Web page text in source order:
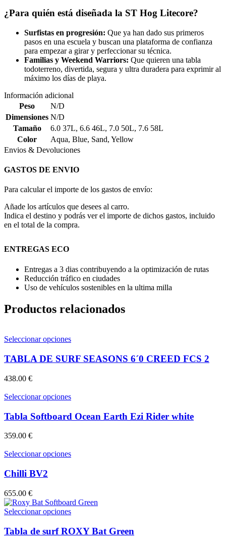
¿Para quién está diseñada la ST Hog Litecore?
Surfistas en progresión: Que ya han dado sus primeros
pasos en una escuela y buscan una plataforma de confianza
para empezar a girar y perfeccionar su técnica.
Familias y Weekend Warriors: Que quieren una tabla
todoterreno, divertida, segura y ultra duradera para exprimir al
máximo los días de playa.
Información adicional
Peso
N/D
Dimensiones N/D
Tamaño
6.0 37L, 6.6 46L, 7.0 50L, 7.6 58L
Color
Aqua, Blue, Sand, Yellow
Envios & Devoluciones
GASTOS DE ENVIO
Para calcular el importe de los gastos de envío:
Añade los artículos que desees al carro.
Indica el destino y podrás ver el importe de dichos gastos, incluido
en el total de la compra.
ENTREGAS ECO
Entregas a 3 dias contribuyendo a la optimización de rutas
Reducción tráfico en ciudades
Uso de vehículos sostenibles en la ultima milla
Productos relacionados
Seleccionar opcionesEste
tiene
opciones
se
pueden
elegir
de
TABLA DE SURF SEASONS 6´0 CREED FCS 2
438.00 €
Seleccionar opcionesEste
tiene
múltiples
opciones
se
página
de
Tabla Softboard Ocean Earth Ezi Rider white
359.00 €
Seleccionar opcionesEste
Las
opciones
se
pueden
elegir
Chilli BV2
655.00 €
Seleccionar opcionesEste
tiene
múltiples
Tabla de surf ROXY Bat Green